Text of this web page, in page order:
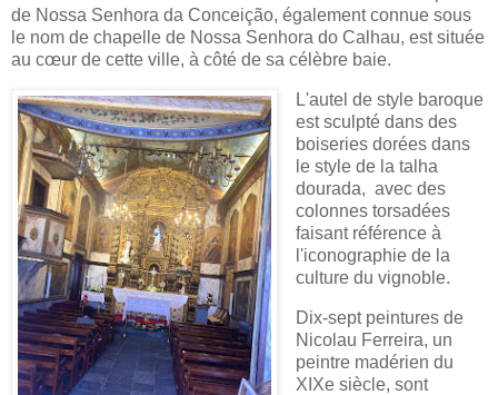
de Nossa Senhora da Conceição, également connue sous
le nom de chapelle de Nossa Senhora do Calhau, est située
au cœur de cette ville, à côté de sa célèbre baie.
L'autel de style baroque
est sculpté dans des
boiseries dorées dans
le style de la talha
dourada, avec des
colonnes torsadées
faisant référence à
l'iconographie de la
culture du vignoble.
Dix-sept peintures de
Nicolau Ferreira, un
peintre madérien du
XIXe siècle, sont